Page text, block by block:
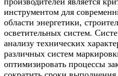
инструментом для
области энергетики,
осветительных систем.
анализу технических
различных систем
оптимизировать процессы